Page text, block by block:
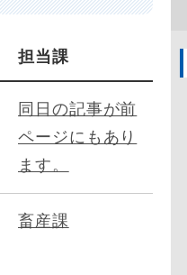
担当課
同日の記事が前
ページにもあり
ます。
畜産課